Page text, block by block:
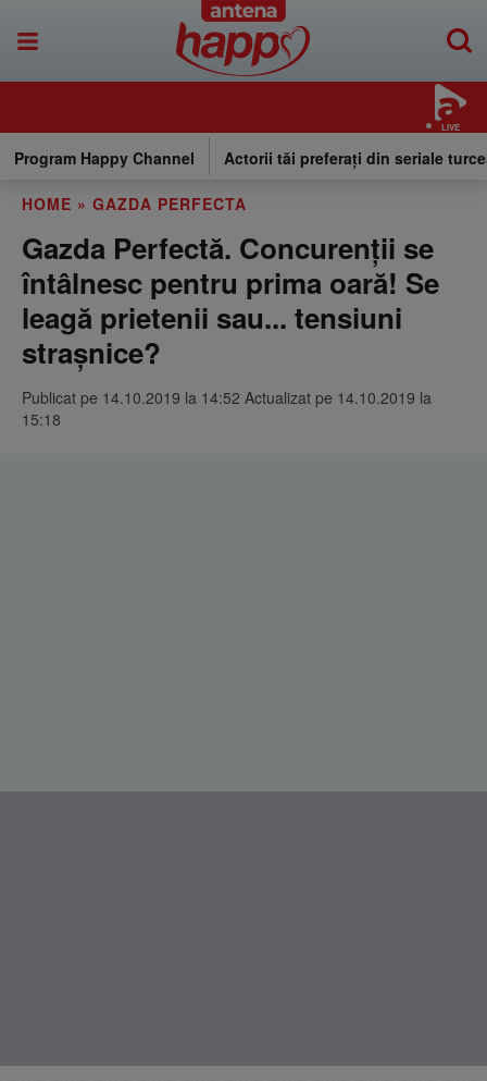
LIVE
Program Happy Channel Actorii tăi preferați din seriale
HOME » GAZDA PERFECTA
Gazda Perfectă. Concurenții se
întâlnesc pentru prima oară! Se
leagă prietenii sau... tensiuni
strașnice?
Publicat pe 14.10.2019 la 14:52 Actualizat pe 14.10.2019 la
15:18